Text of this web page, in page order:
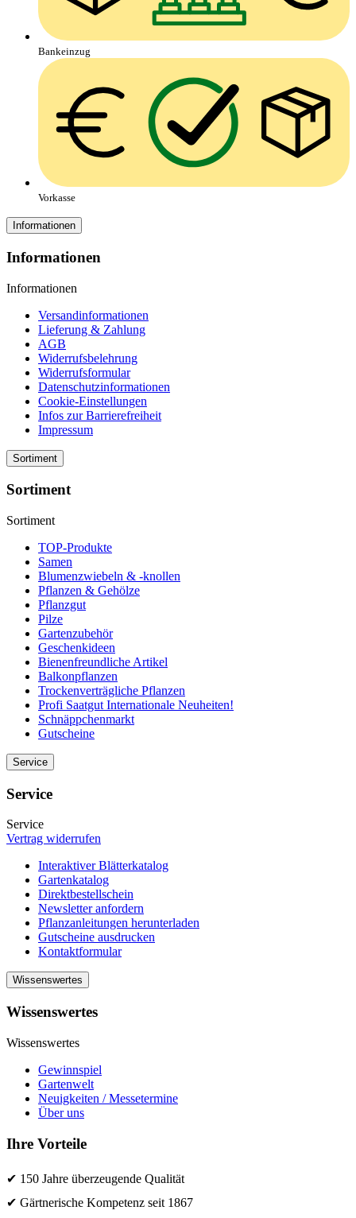
Bankeinzug
Vorkasse
Informationen
Informationen
Informationen
Versandinformationen
Lieferung & Zahlung
AGB
Widerrufsbelehrung
Widerrufsformular
Datenschutzinformationen
Cookie-Einstellungen
Infos zur Barrierefreiheit
Impressum
Sortiment
Sortiment
Sortiment
TOP-Produkte
Samen
Blumenzwiebeln & -knollen
Pflanzen & Gehölze
Pflanzgut
Pilze
Gartenzubehör
Geschenkideen
Bienenfreundliche Artikel
Balkonpflanzen
Trockenverträgliche Pflanzen
Profi Saatgut Internationale Neuheiten!
Schnäppchenmarkt
Gutscheine
Service
Service
Service
Vertrag widerrufen
Interaktiver Blätterkatalog
Gartenkatalog
Direktbestellschein
Newsletter anfordern
Pflanzanleitungen herunterladen
Gutscheine ausdrucken
Kontaktformular
Wissenswertes
Wissenswertes
Wissenswertes
Gewinnspiel
Gartenwelt
Neuigkeiten / Messetermine
Über uns
Ihre Vorteile
✔ 150 Jahre überzeugende Qualität
✔ Gärtnerische Kompetenz seit 1867